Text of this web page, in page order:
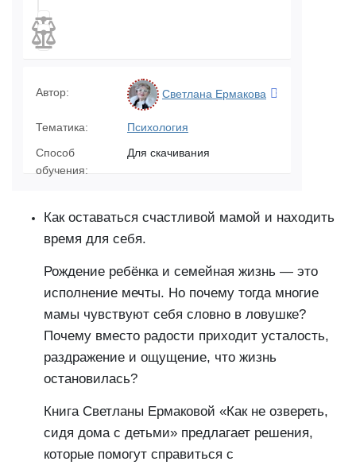
Автор: Светлана Ермакова
Тематика:
Психология
Способ
обучения:
Для скачивания
Как оставаться счастливой мамой и находить
время для себя.
Рождение ребёнка и семейная жизнь — это
исполнение мечты. Но почему тогда многие
мамы чувствуют себя словно в ловушке?
Почему вместо радости приходит усталость,
раздражение и ощущение, что жизнь
остановилась?
Книга Светланы Ермаковой «Как не озвереть,
сидя дома с детьми» предлагает решения,
которые помогут справиться с